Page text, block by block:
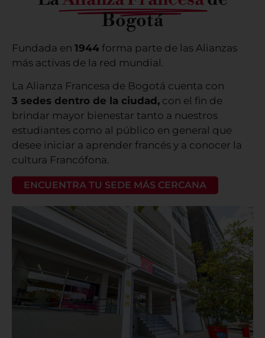
Bogotá
Fundada en 1944 forma parte de las Alianzas
más activas de la red mundial.
La Alianza Francesa de Bogotá cuenta con
3 sedes dentro de la ciudad, con el fin de
brindar mayor bienestar tanto a nuestros
estudiantes como al público en general que
desee iniciar a aprender francés y a conocer la
cultura Francófona.
ENCUENTRA TU SEDE MÁS CERCANA